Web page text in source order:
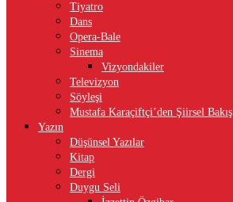
Tiyatro
Dans
Opera-Bale
Sinema
Vizyondakiler
Televizyon
Söyleşi
Mustafa Karaçiftçi’den Şiirsel Bakış
Yazın
Düşünsel Yazılar
Kitap
Dergi
Duygu Seli